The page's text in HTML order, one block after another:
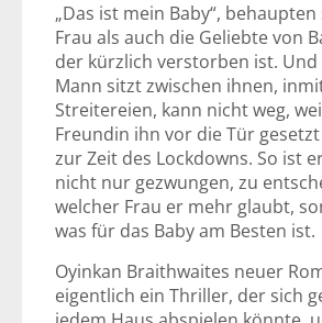
„Das ist mein Baby“,
Frau als auch die Geliebte von
der kürzlich verstorben ist.
Mann sitzt zwischen ihnen,
Streitereien, kann nicht weg,
Freundin ihn vor die Tür
zur Zeit des Lockdowns. So ist
nicht nur gezwungen, zu
welcher Frau er mehr glaubt,
was für das Baby am Besten ist.
Oyinkan Braithwaites neuer
eigentlich ein Thriller, der sich